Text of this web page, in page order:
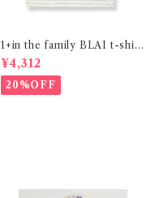
1+in the family BLAI t-shirt
(Grey)
¥4,312
20%OFF